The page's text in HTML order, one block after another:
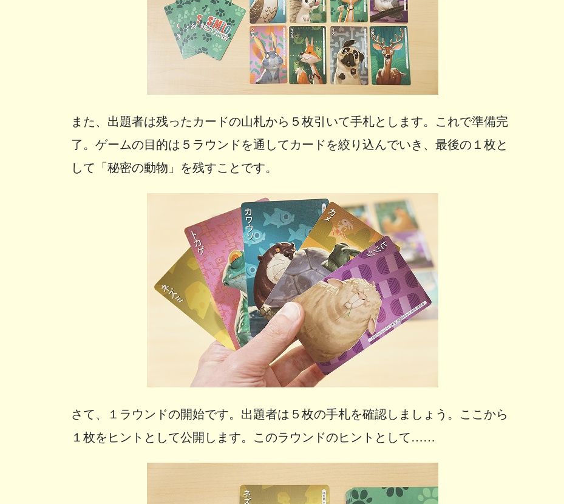
また、出題者は残ったカードの山札から５枚引いて手札とします。これで準備完
了。ゲームの目的は５ラウンドを通してカードを絞り込んでいき、最後の１枚と
して「秘密の動物」を残すことです。
さて、１ラウンドの開始です。出題者は５枚の手札を確認しましょう。ここから
１枚をヒントとして公開します。このラウンドのヒントとして……